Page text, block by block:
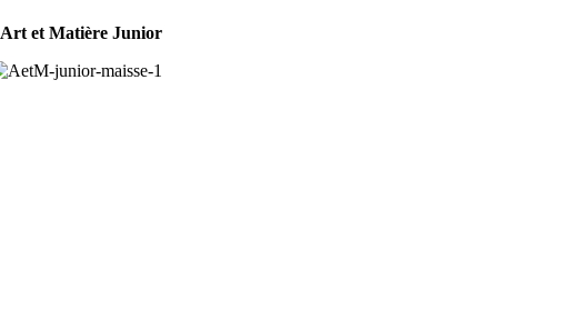
Art et Matière Junior